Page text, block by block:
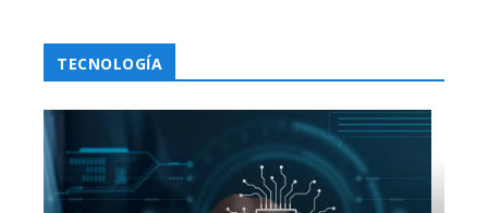
TECNOLOGÍA